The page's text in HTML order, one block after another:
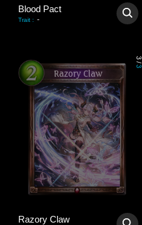
Blood Pact
Trait : -
3
/
3
Razory Claw